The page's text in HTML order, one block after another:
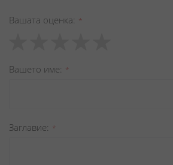
Вашата оценка
star
stars
stars
stars
stars
Вашето име
Заглавиe